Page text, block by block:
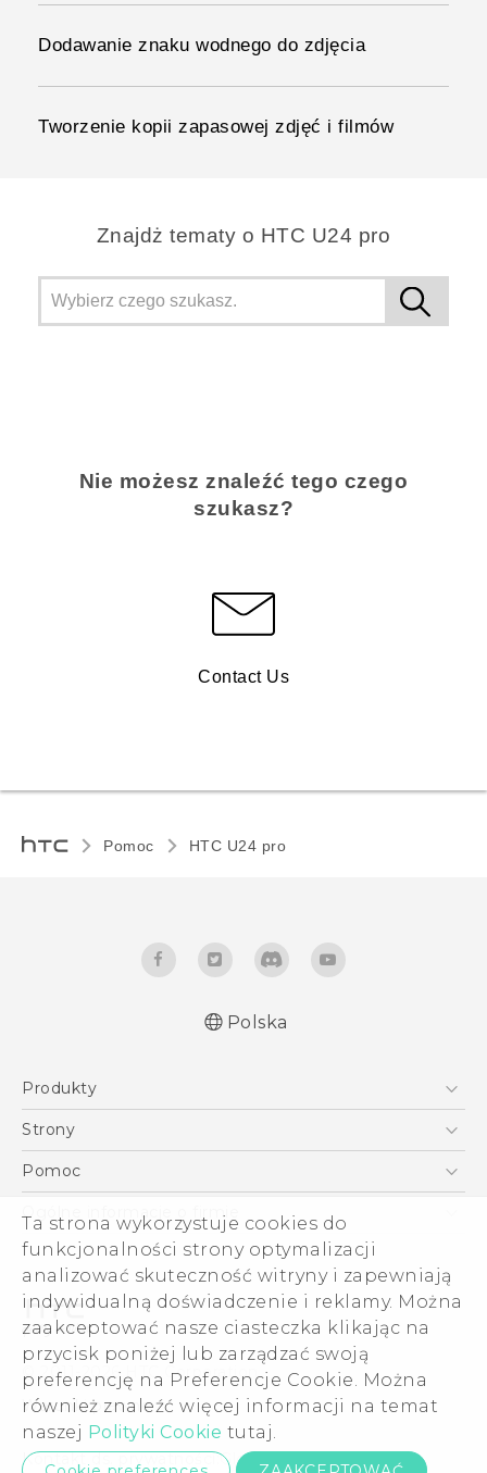
Ta strona wykorzystuje cookies do
funkcjonalności strony optymalizacji
analizować skuteczność witryny i zapewniają
indywidualną doświadczenie i reklamy. Można
zaakceptować nasze ciasteczka klikając na
przycisk poniżej lub zarządzać swoją
preferencję na Preferencje Cookie. Można
również znaleźć więcej informacji na temat
naszej Polityki Cookie tutaj.
Dodawanie znaku wodnego do zdjęcia
Tworzenie kopii zapasowej zdjęć i filmów
Znajdż tematy o HTC U24 pro
Nie możesz znaleźć tego czego
szukasz?
Contact Us
Pomoc HTC U24 pro‎
Instrukcje bezpieczeństwa i regulacje prawne
Polska
Produkty
Smartfony
VIVE
Akcesoria
Strony
HTC Vive
Pomoc
Pomoc E-commerce
Ogólne informacje o firmie
ESG
Informacje o firmie
Dla inwestorów (angielski)
Cookie Preferences
Kariera
Security and Privacy Whitepaper
© 2011-2026 HTC Corporation
Warunki prawne
Kontakt ds. prywatności:Global-Privacy@htc.com